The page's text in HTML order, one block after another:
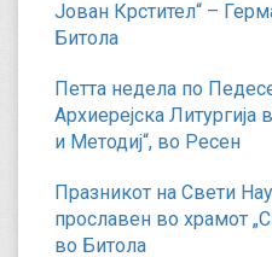
Јован Крстител“ –
Битола
Петта недела по
Архиерејска
и Методиј“, во Ресен
Празникот на Свети
прославен во храмот
во Битола